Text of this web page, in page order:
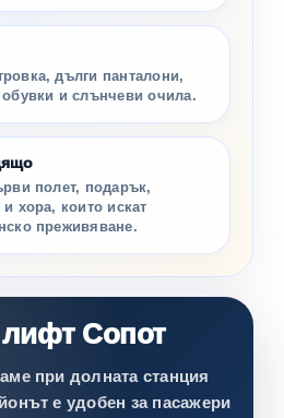
дълги панталони,
и слънчеви очила.
полет, подарък,
хора, които искат
преживяване.
Сопот
при долната станция
е удобен за пасажери